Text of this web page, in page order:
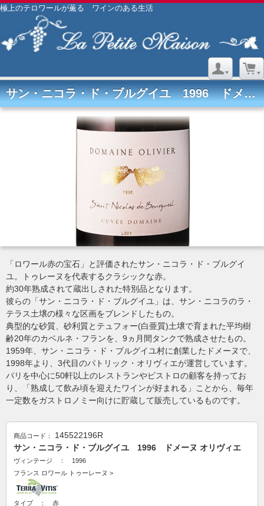
極上のテロワールが薫る ワインのある生活
サン・ニコラ・ド・ブルグイユ 1996 ドメーヌ オリヴィエ
「ロワール赤の宝石」と評価されたサン・ニコラ・ド・ブルグイ
ユ。トゥレーヌを代表するクラシックな赤。
約30年熟成されて蔵出しされた特別品となります。
彼らの「サン・ニコラ・ド・ブルグイユ」は、サン・ニコラのラ・
テラス土壌の様々な区画をブレンドしたもの。
典型的な砂質、砂利質とテュフォー(白亜質)土壌で育まれた平均樹
齢20年のカベルネ・フランを、9ヵ月間タンクで熟成させたもの。
1959年、サン・ニコラ・ド・ブルグイユ村に創業したドメーヌで、
1998年より、3代目のパトリック・オリヴィエが運営しています。
パリを中心に50軒以上のレストランやビストロの顧客を持ってお
り、「熟成して飲み頃を迎えたワインが好まれる」ことから、毎年
一定数をガストロノミー向けに貯蔵して販売しているものです。
商品コード：
145522196R
サン・ニコラ・ド・ブルグイユ 1996 ドメーヌ オリヴィエ
ヴィンテージ ： 1996
フランス ロワール トゥーレーヌ >
タイプ ： 赤